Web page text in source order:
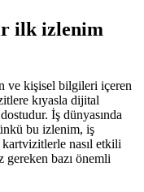
ilk izlenim
ve kişisel bilgileri içeren
kıyasla dijital
İş dünyasında
bu izlenim, iş
nasıl etkili
gereken bazı önemli